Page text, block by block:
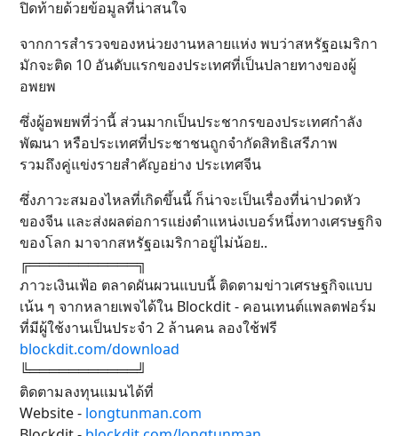
ปิดท้ายด้วยข้อมูลที่น่าสนใจ
จากการสำรวจของหน่วยงานหลายแห่ง พบว่าสหรัฐอเมริกา
มักจะติด 10 อันดับแรกของประเทศที่เป็นปลายทางของผู้
อพยพ
ซึ่งผู้อพยพที่ว่านี้ ส่วนมากเป็นประชากรของประเทศกำลัง
พัฒนา หรือประเทศที่ประชาชนถูกจำกัดสิทธิเสรีภาพ
รวมถึงคู่แข่งรายสำคัญอย่าง ประเทศจีน
ซึ่งภาวะสมองไหลที่เกิดขึ้นนี้ ก็น่าจะเป็นเรื่องที่น่าปวดหัว
ของจีน และส่งผลต่อการแย่งตำแหน่งเบอร์หนึ่งทางเศรษฐกิจ
ของโลก มาจากสหรัฐอเมริกาอยู่ไม่น้อย..
╔═══════════╗
ภาวะเงินเฟ้อ ตลาดผันผวนแบบนี้ ติดตามข่าวเศรษฐกิจแบบ
เน้น ๆ จากหลายเพจได้ใน Blockdit - คอนเทนต์แพลตฟอร์ม
ที่มีผู้ใช้งานเป็นประจำ 2 ล้านคน ลองใช้ฟรี
blockdit.com/download
╚═══════════╝
ติดตามลงทุนแมนได้ที่
Website - longtunman.com